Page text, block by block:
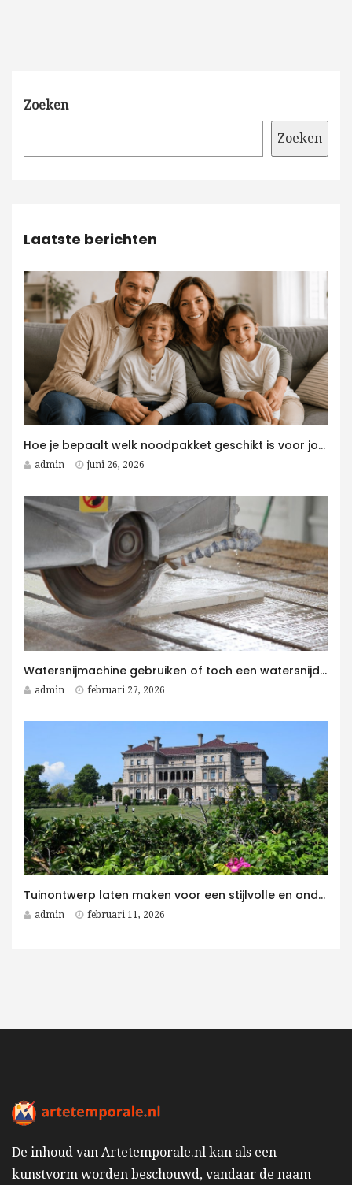
Zoeken
Zoeken
Laatste berichten
Hoe je bepaalt welk noodpakket geschikt is voor jouw gezin
admin juni 26, 2026
Watersnijmachine gebruiken of toch een watersnijder kopen voor jouw bedrijf?
admin februari 27, 2026
Tuinontwerp laten maken voor een stijlvolle en onderhoudsvriendelijke villatuin
admin februari 11, 2026
De inhoud van Artetemporale.nl kan als een
kunstvorm worden beschouwd, vandaar de naam